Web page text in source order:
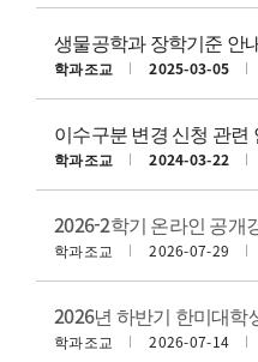
생물공학과 장학기준 안
학과조교 2025-03-05
이수구분 변경 신청 관
학과조교 2024-03-22
학과조교 2026-07-29
학과조교 2026-07-14